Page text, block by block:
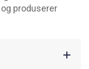
produserer